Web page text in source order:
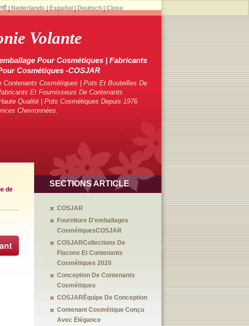
Volante
Pour Cosmétiques | Fabricants
Cosmétiques -COSJAR
Contenants Cosmétiques | Pots Et Bouteilles De
Et Fournisseurs De Contenants
Qualité | Pots Cosmétiques Depuis 1976
Chevronnées.
de
SECTIONS ARTICLE
COSJAR
Fourniture D'emballages
CosmétiquesCOSJAR
COSJARCollections De
Flacons Et Contenants
Cosmétiques 2020
Conception De Contenants
Cosmétiques
COSJARÉquipe De Conception
Contenant Cosmétique Conçu
Avec Élégance
| Nederlands Español Deutsch| Close